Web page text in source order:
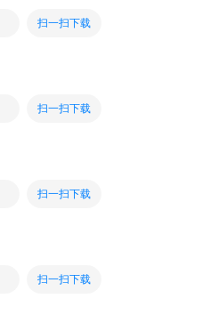
扫一扫下载
扫一扫下载
扫一扫下载
扫一扫下载